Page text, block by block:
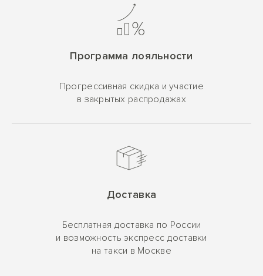
Программа лояльности
Прогрессивная скидка и участие
в закрытых распродажах
Доставка
Бесплатная доставка по России
и возможность экспресс доставки
на такси в Москве